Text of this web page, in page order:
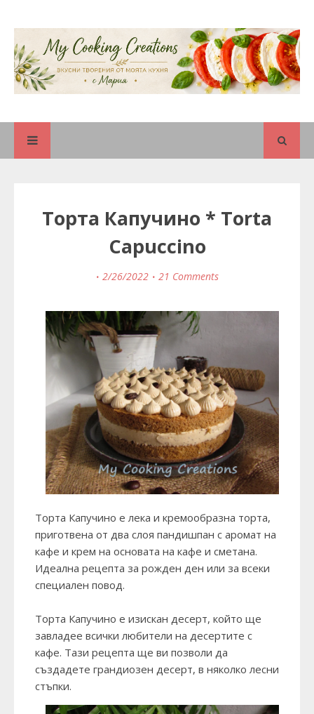
Торта Капучино * Torta
Capuccino
2/26/2022 21 Comments
Торта Капучино е лека и кремообразна торта,
приготвена от два слоя пандишпан с аромат на
кафе и крем на основата на кафе и сметана.
Идеална рецепта за рожден ден или за всеки
специален повод.
Торта Капучино е изискан десерт, който ще
завладее всички любители на десертите с
кафе. Тази рецепта ще ви позволи да
създадете грандиозен десерт, в няколко лесни
стъпки.